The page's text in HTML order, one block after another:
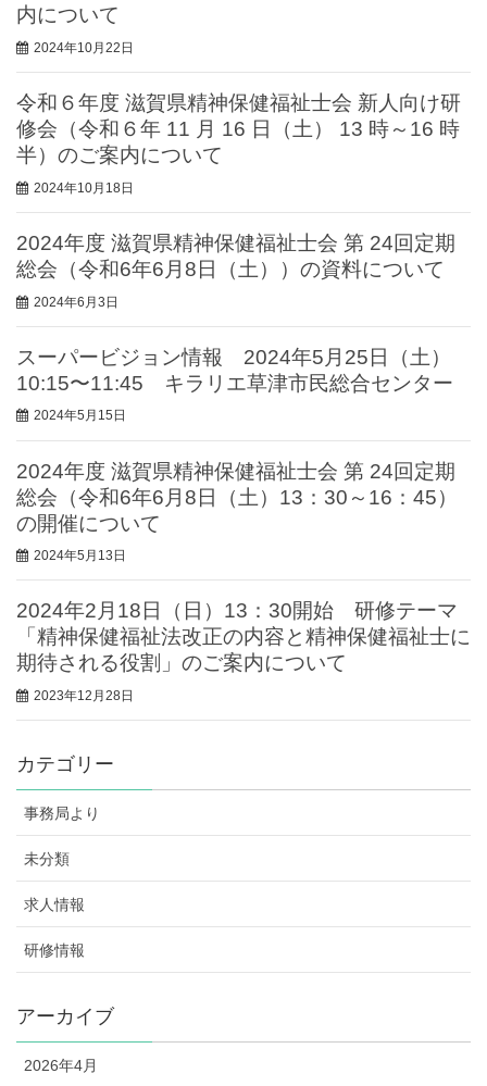
内について
2024年10月22日
令和６年度 滋賀県精神保健福祉士会 新人向け研
修会（令和６年 11 月 16 日（土） 13 時～16 時
半）のご案内について
2024年10月18日
2024年度 滋賀県精神保健福祉士会 第 24回定期
総会（令和6年6月8日（土））の資料について
2024年6月3日
スーパービジョン情報 2024年5月25日（土）
10:15〜11:45 キラリエ草津市民総合センター
2024年5月15日
2024年度 滋賀県精神保健福祉士会 第 24回定期
総会（令和6年6月8日（土）13：30～16：45）
の開催について
2024年5月13日
2024年2月18日（日）13：30開始 研修テーマ
「精神保健福祉法改正の内容と精神保健福祉士に
期待される役割」のご案内について
2023年12月28日
カテゴリー
事務局より
未分類
求人情報
研修情報
アーカイブ
2026年4月